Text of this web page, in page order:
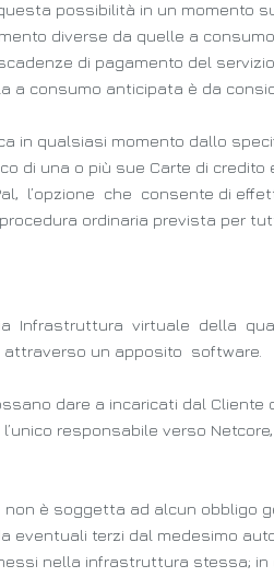
possibilità in un momento
diverse da quelle a
di pagamento del
a consumo anticipata è da
qualsiasi momento dallo
di una o più sue Carte di
l’opzione che consente di
ordinaria prevista per
Infrastruttura virtuale della
un apposito software.
dare a incaricati dal
responsabile verso
è soggetta ad alcun obbligo
terzi dal medesimo
nella infrastruttura stessa; in